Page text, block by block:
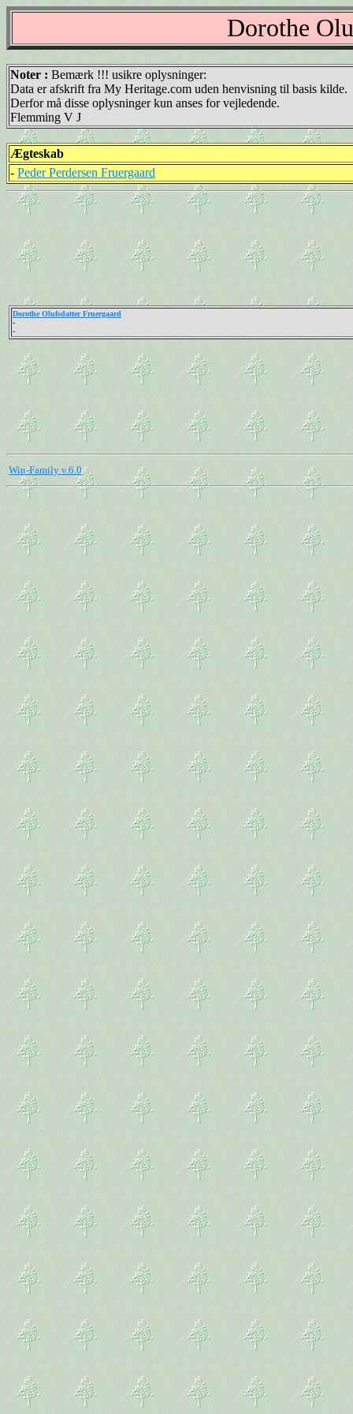
Dorothe
Noter : Bemærk !!! usikre oplysninger:
Data er afskrift fra My Heritage.com uden henvisning til basis kilde.
Derfor må disse oplysninger kun anses for vejledende.
Flemming V J
Ægteskab
- Peder Perdersen Fruergaard
Dorothe Olufsdatter Fruergaard
-
-
Win-Family v.6.0